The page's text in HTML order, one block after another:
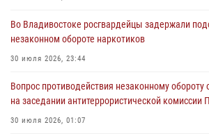
Во Владивостоке росгвардейцы задержали
незаконном обороте наркотиков
30 июля 2026, 23:44
Вопрос противодействия незаконному обороту
на заседании антитеррористической комиссии
30 июля 2026, 01:07